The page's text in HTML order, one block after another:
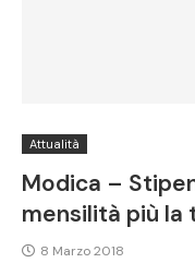
Attualità
Modica –
mensilità più la
8 Marzo 2018